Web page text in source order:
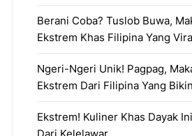
Berani Coba? Tuslob Buwa,
Ekstrem Khas Filipina Yang
Ngeri-Ngeri Unik! Pagpag,
Ekstrem Dari Filipina Yang
Ekstrem! Kuliner Khas Dayak